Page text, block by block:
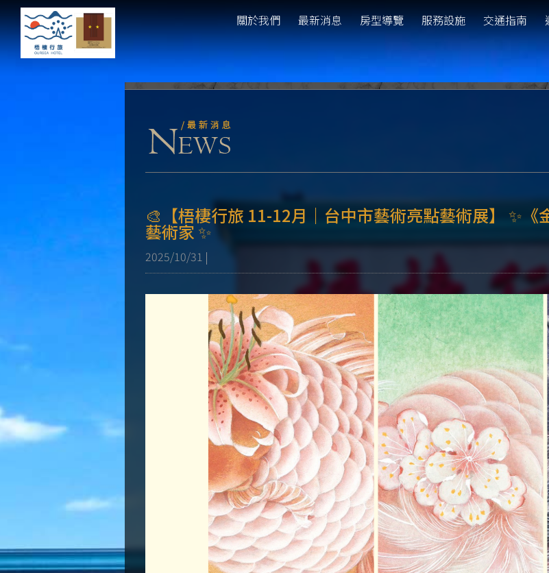
關於我們 最新消息 房型導覽 服務設施 交通指南
🎨【梧棲行旅 11-12月｜台中市藝術亮點藝術展】 ✨
藝術家 ✨
2025/10/31 |